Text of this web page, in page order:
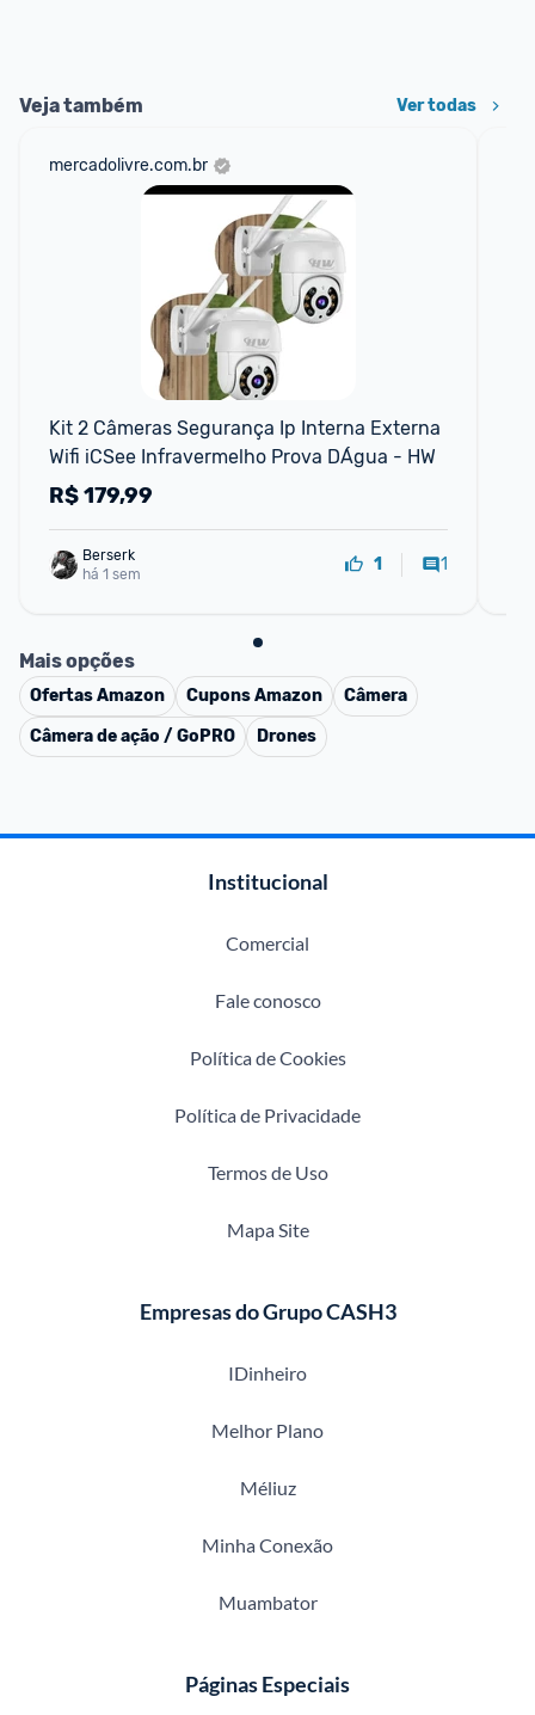
Veja também Ver todas
mercadolivre.com.br
Kit 2 Câmeras Segurança Ip Interna Externa
Wifi iCSee Infravermelho Prova DÁgua - HW
R$179,99
Berserk
há 1 sem
1 1
Mais opções
OfertasAmazon CuponsAmazon
Câmera
Câmera de ação / GoPRO
Drones
Institucional
Comercial
Fale conosco
Política de Cookies
Política de Privacidade
Termos de Uso
Mapa Site
Empresas do Grupo CASH3
IDinheiro
Melhor Plano
Méliuz
Minha Conexão
Muambator
Páginas Especiais